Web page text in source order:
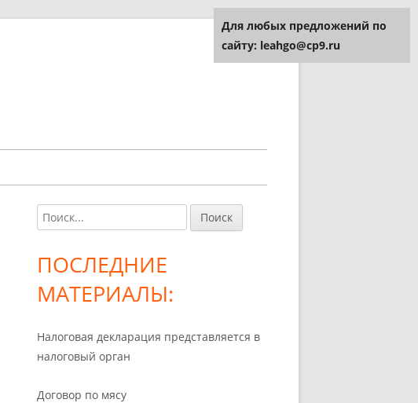
Главная
боковая
колонка
Найти:
ПОСЛЕДНИЕ
МАТЕРИАЛЫ:
Налоговая декларация представляется в
налоговый орган
Договор по мясу
Для любых предложений по
сайту: leahgo@cp9.ru